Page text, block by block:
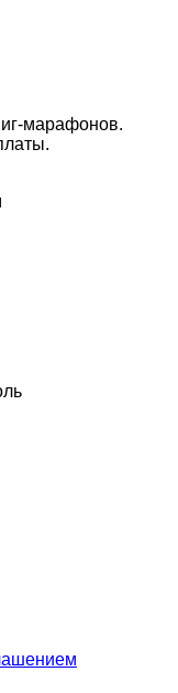
марафонов.